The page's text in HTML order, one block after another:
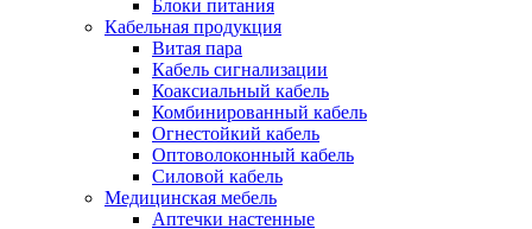
Блоки питания
Кабельная продукция
Витая пара
Кабель сигнализации
Коаксиальный кабель
Комбинированный кабель
Огнестойкий кабель
Оптоволоконный кабель
Силовой кабель
Медицинская мебель
Аптечки настенные